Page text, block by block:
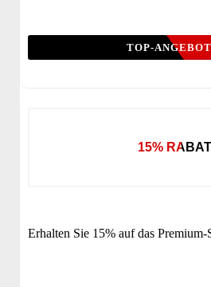
TOP-ANGEBOT
15%
Erhalten Sie 15% auf das Premium-